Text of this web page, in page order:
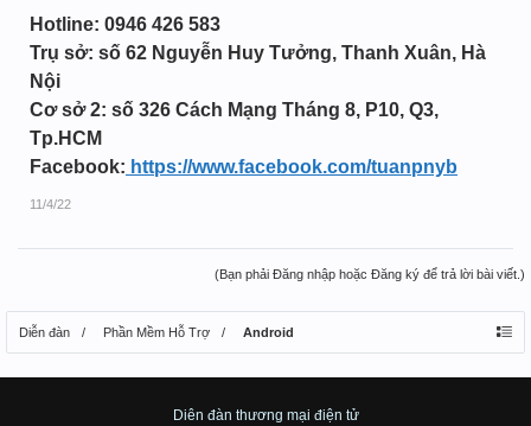
Hotline: 0946 426 583
Trụ sở: số 62 Nguyễn Huy Tưởng, Thanh Xuân, Hà
Nội
Cơ sở 2: số 326 Cách Mạng Tháng 8, P10, Q3,
Tp.HCM
Facebook: https://www.facebook.com/tuanpnyb
11/4/22
(Bạn phải Đăng nhập hoặc Đăng ký để trả lời bài viết.)
Diễn đàn Phần Mềm Hỗ Trợ Android
Diên đàn thương mại điện tử